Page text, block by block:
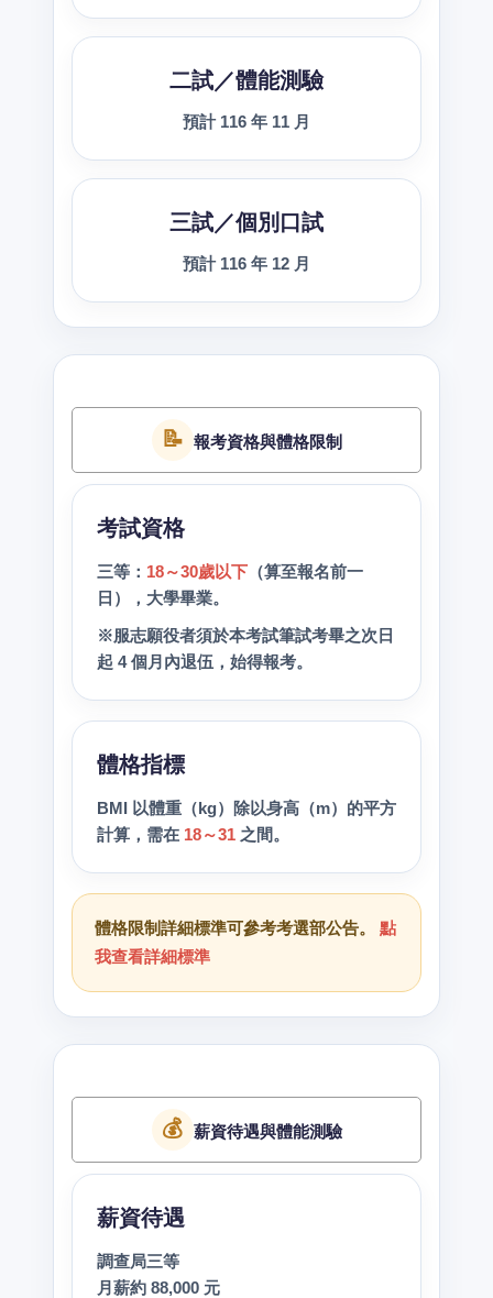
二試／體能測驗
預計 116 年 11 月
三試／個別口試
預計 116 年 12 月
📝 報考資格與體格限制
考試資格
三等： 18～30歲以下（算至報名前一
日），大學畢業。
※服志願役者須於本考試筆試考畢之次日
起 4 個月內退伍，始得報考。
體格指標
BMI 以體重（kg）除以身高（m）的平方
計算，需在 18～31之間。
體格限制詳細標準可參考考選部公告。 點
我查看詳細標準
💰 薪資待遇與體能測驗
薪資待遇
調查局三等
月薪約 88,000 元